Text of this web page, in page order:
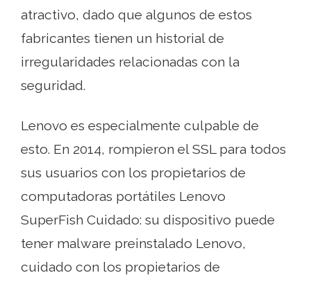
atractivo, dado que algunos de estos
fabricantes tienen un historial de
irregularidades relacionadas con la
seguridad.
Lenovo es especialmente culpable de
esto. En 2014, rompieron el SSL para todos
sus usuarios con los propietarios de
computadoras portátiles Lenovo
SuperFish Cuidado: su dispositivo puede
tener malware preinstalado Lenovo,
cuidado con los propietarios de